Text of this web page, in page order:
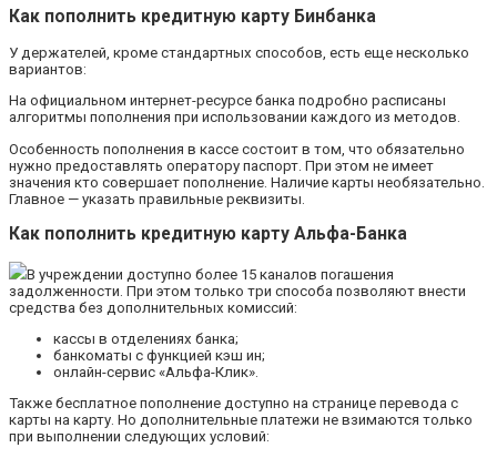
Как пополнить кредитную карту Бинбанка
У держателей, кроме стандартных способов, есть еще несколько
вариантов:
На официальном интернет-ресурсе банка подробно расписаны
алгоритмы пополнения при использовании каждого из методов.
Особенность пополнения в кассе состоит в том, что обязательно
нужно предоставлять оператору паспорт. При этом не имеет
значения кто совершает пополнение. Наличие карты необязательно.
Главное — указать правильные реквизиты.
Как пополнить кредитную карту Альфа-Банка
В учреждении доступно более 15 каналов погашения
задолженности. При этом только три способа позволяют внести
средства без дополнительных комиссий:
кассы в отделениях банка;
банкоматы с функцией кэш ин;
онлайн-сервис «Альфа-Клик».
Также бесплатное пополнение доступно на странице перевода с
карты на карту. Но дополнительные платежи не взимаются только
при выполнении следующих условий: